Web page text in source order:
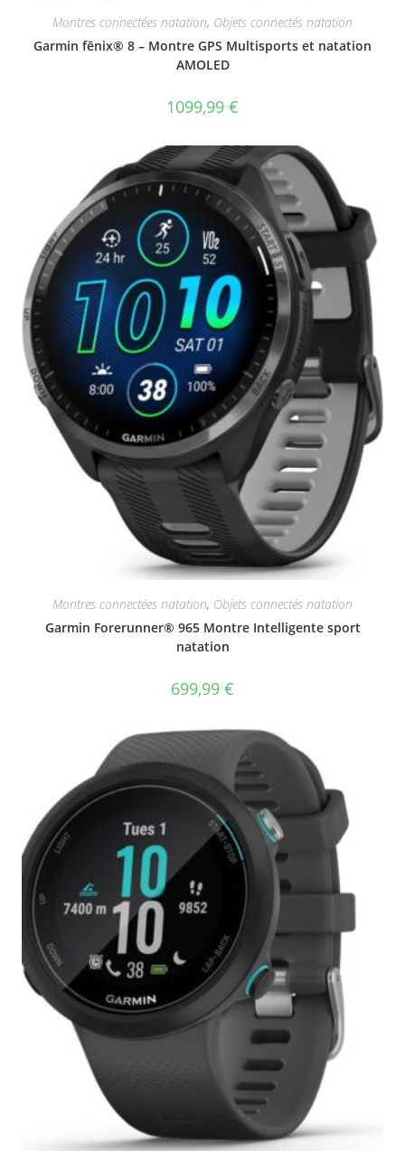
Montres connectées natation, Objets connectés natation
Garmin fēnix® 8 – Montre GPS Multisports et natation
AMOLED
1099,99 €
Montres connectées natation, Objets connectés natation
Garmin Forerunner® 965 Montre Intelligente sport
natation
699,99 €